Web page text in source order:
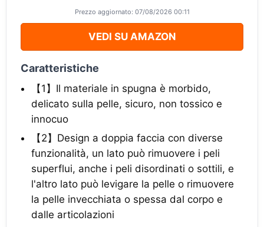
Prezzo aggiornato: 07/08/2026 00:11
VEDI SU AMAZON
Caratteristiche
【1】Il materiale in spugna è morbido,
delicato sulla pelle, sicuro, non tossico e
innocuo
【2】Design a doppia faccia con diverse
funzionalità, un lato può rimuovere i peli
superflui, anche i peli disordinati o sottili, e
l'altro lato può levigare la pelle o rimuovere
la pelle invecchiata o spessa dal corpo e
dalle articolazioni